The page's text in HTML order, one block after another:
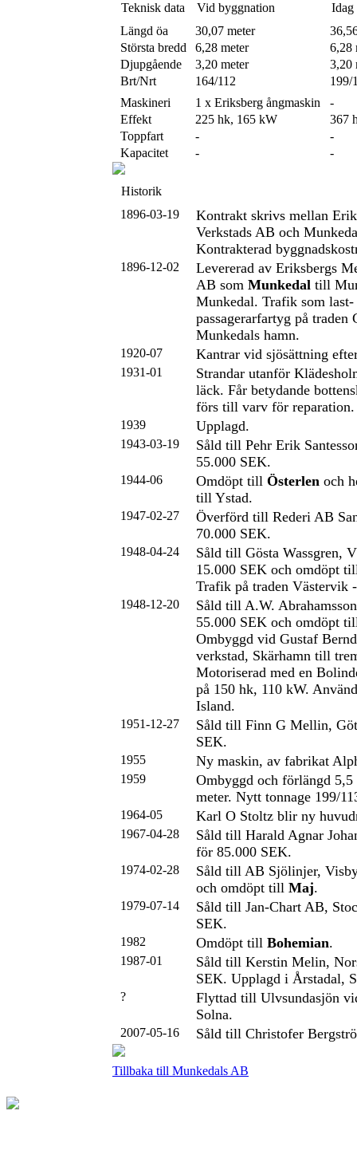
Teknisk data Vid byggnation
Idag
Längd öa
30,07 meter
Största bredd
6,28 meter
6,28
Djupgående
3,20 meter
3,20
Brt/Nrt
164/112
199/
Maskineri
1 x Eriksberg ångmaskin
-
Effekt
225 hk, 165 kW
367
Toppfart
-
-
Kapacitet
- -
Historik
1896-03-19
Kontrakt skrivs mellan
Verkstads AB och
Kontrakterad
1896-12-02
Levererad av Eriksbergs
AB som Munkedal till
Munkedal. Trafik som last-
passagerarfartyg på traden
Munkedals hamn.
1920-07 Kantrar vid sjösättning
1931-01
Strandar utanför
läck. Får betydande
förs till varv för reparation.
1939 Upplagd.
1943-03-19
Såld till Pehr Erik
55.000 SEK.
1944-06 Omdöpt till Österlen och
till Ystad.
1947-02-27
Överförd till Rederi AB
70.000 SEK.
1948-04-24
Såld till Gösta Wassgren,
15.000 SEK och omdöpt
Trafik på traden Västervik
1948-12-20
Såld till A.W.
55.000 SEK och omdöpt
Ombyggd vid Gustaf
verkstad, Skärhamn till
Motoriserad med en
på 150 hk, 110 kW.
Island.
1951-12-27
Såld till Finn G Mellin,
SEK.
1955 Ny maskin, av fabrikat
1959
Ombyggd och förlängd
meter. Nytt tonnage 199/
1964-05 Karl O Stoltz blir ny
1967-04-28
Såld till Harald Agnar
för 85.000 SEK.
1974-02-28
Såld till AB Sjölinjer,
och omdöpt till Maj.
1979-07-14
Såld till Jan-Chart AB,
SEK.
1982 Omdöpt till Bohemian.
1987-01
Såld till Kerstin Melin,
SEK. Upplagd i Årstadal,
?
Flyttad till Ulvsundasjön
Solna.
2007-05-16 Såld till Christofer
Tillbaka till Munkedals AB